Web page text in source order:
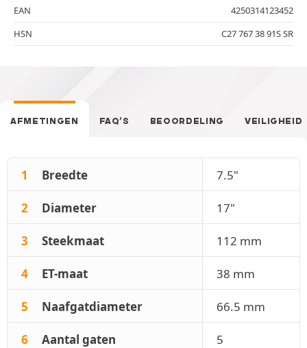
EAN
4250314123452
HSN
C27 767 38 91S SR
AFMETINGEN FAQ’S BEOORDELING VEILIGHEID
1 Breedte 7.5"
2 Diameter 17"
3 Steekmaat 112 mm
4 ET-maat 38 mm
5 Naafgatdiameter 66.5 mm
6 Aantal gaten 5